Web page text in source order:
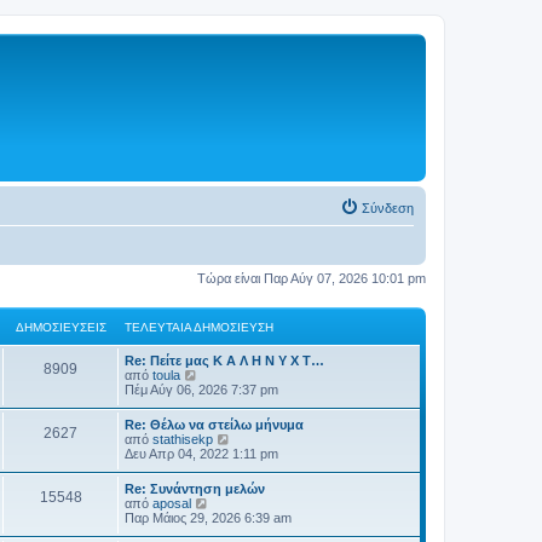
Σύνδεση
Τώρα είναι Παρ Αύγ 07, 2026 10:01 pm
ΔΗΜΟΣΙΕΎΣΕΙΣ ΤΕΛΕΥΤΑΊΑ ΔΗΜΟΣΊΕΥΣΗ
8909
Re: Πείτε μας Κ Α Λ Η Ν Υ Χ Τ…
από toula
ρ
ο
λ
ή
τ
η
ς
τ
ε
Πέμ Αύγ 06, 2026 7:37 pm
2627
Re: Θέλω να στείλω μήνυμα
από stathisekp
ρ
ο
λ
ή
τ
Δευ Απρ 04, 2022 1:11 pm
15548
Re: Συνάντηση μελών
από aposal
ρ
Παρ Μάιος 29, 2026 6:39 am